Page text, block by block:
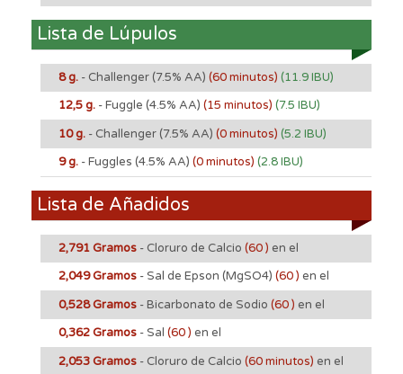
Lista de Lúpulos
8 g. - Challenger (7.5% AA) (60 minutos) (11.9 IBU)
12,5 g. - Fuggle (4.5% AA) (15 minutos) (7.5 IBU)
10 g. - Challenger (7.5% AA) (0 minutos) (5.2 IBU)
9 g. - Fuggles (4.5% AA) (0 minutos) (2.8 IBU)
Lista de Añadidos
2,791 Gramos - Cloruro de Calcio (60 ) en el
2,049 Gramos - Sal de Epson (MgSO4) (60 ) en el
0,528 Gramos - Bicarbonato de Sodio (60 ) en el
0,362 Gramos - Sal (60 ) en el
2,053 Gramos - Cloruro de Calcio (60 minutos) en el